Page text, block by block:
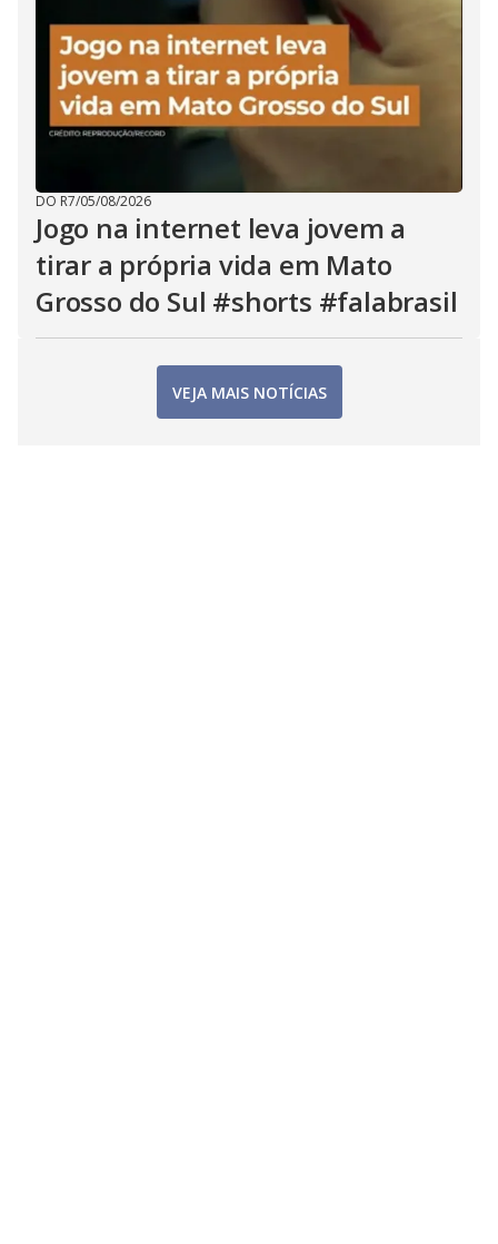
DO R7/05/08/2026
Jogo na internet leva jovem a
tirar a própria vida em Mato
Grosso do Sul #shorts #falabrasil
VEJA MAIS NOTÍCIAS